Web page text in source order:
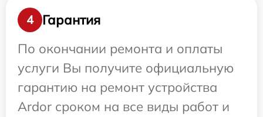
4
Гарантия
По окончании ремонта и оплаты
услуги Вы получите официальную
гарантию на ремонт устройства
Ardor сроком на все виды работ и